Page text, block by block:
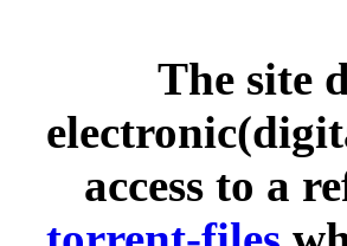
The site
access to a